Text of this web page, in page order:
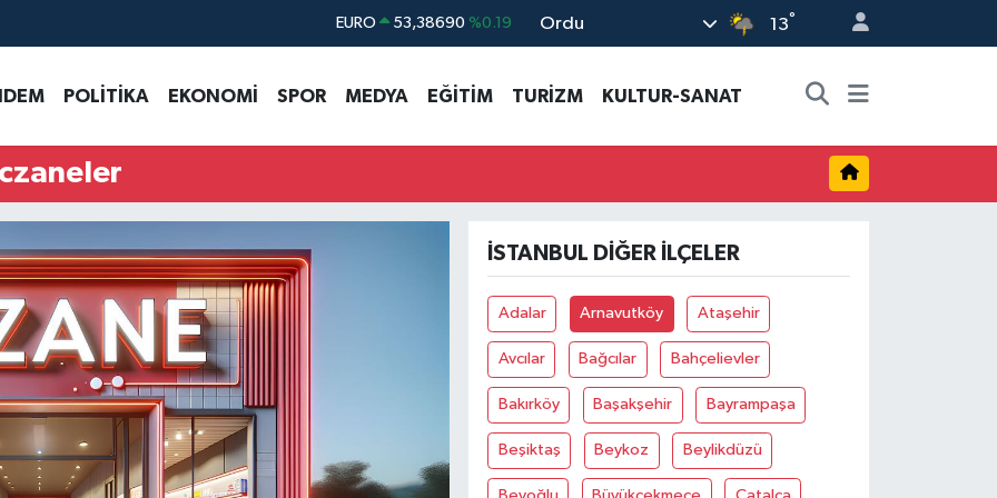
EURO 53,38690 %0.19
G.ALTIN 6862,09000 %0.19
BİST100 14.598,00 %0
DOLAR 45,43620
Ordu 13°
POLİTİKA EKONOMİ SPOR MEDYA EĞİTİM TURİZM KULTUR-SANAT
İSTANBUL DIĞER İLÇELER
Adalar Arnavutköy Ataşehir
Avcılar Bağcılar Bahçelievler
Bakırköy Başakşehir Bayrampaşa
Beşiktaş Beykoz Beylikdüzü